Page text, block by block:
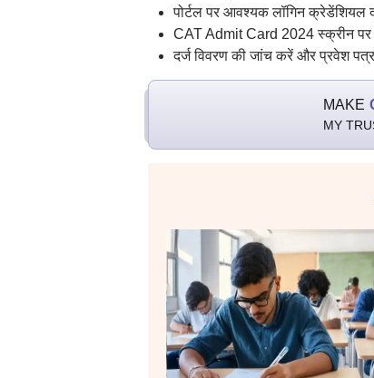
पोर्टल पर आवश्यक लॉगिन क्रेडेंशियल
CAT Admit Card 2024 स्क्रीन पर
दर्ज विवरण की जांच करें और प्रवेश
MAKE
MY